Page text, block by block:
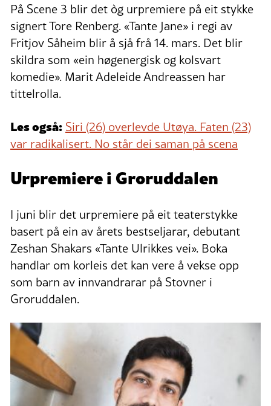
På Scene 3 blir det òg urpremiere på eit stykke
signert Tore Renberg. «Tante Jane» i regi av
Fritjov Såheim blir å sjå frå 14. mars. Det blir
skildra som «ein høgenergisk og kolsvart
komedie». Marit Adeleide Andreassen har
tittelrolla.
Les også: Siri (26) overlevde Utøya. Faten (23)
var radikalisert. No står dei saman på scena
Urpremiere i Groruddalen
I juni blir det urpremiere på eit teaterstykke
basert på ein av årets bestseljarar, debutant
Zeshan Shakars «Tante Ulrikkes vei». Boka
handlar om korleis det kan vere å vekse opp
som barn av innvandrarar på Stovner i
Groruddalen.